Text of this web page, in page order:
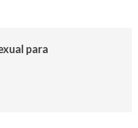
para